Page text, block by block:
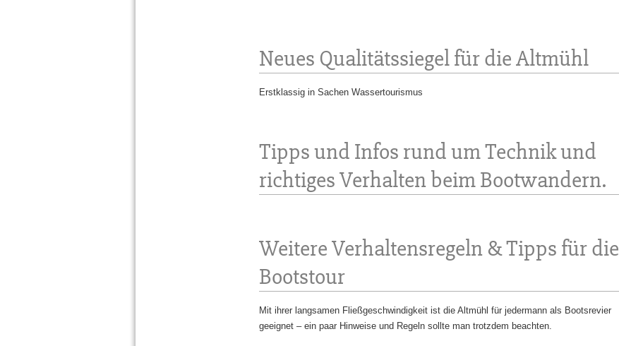
Neues Qualitätssiegel für die Altmühl
Erstklassig in Sachen Wassertourismus
Tipps und Infos rund um Technik und
richtiges Verhalten beim Bootwandern.
Weitere Verhaltensregeln & Tipps für die
Bootstour
Mit ihrer langsamen Fließgeschwindigkeit ist die Altmühl für jedermann als Bootsrevier
geeignet – ein paar Hinweise und Regeln sollte man trotzdem beachten.